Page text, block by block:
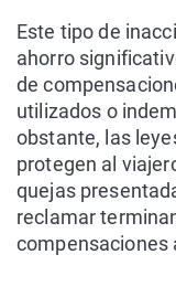
Este tipo de
ahorro
de
utilizados o
obstante, las
protegen al
quejas
reclamar
compensaciones